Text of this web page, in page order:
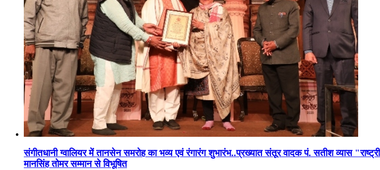
संगीतधानी ग्वालियर में तानसेन समरोह का भव्य एवं रंगारंग शुभारंभ..प्रख्यात संतूर वादक पं. सतीश व्यास
मानसिंह तोमर सम्मान से विभूषित